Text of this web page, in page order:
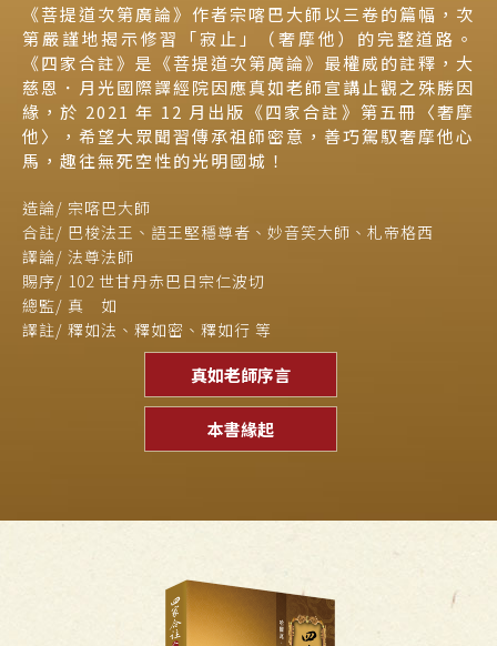
《菩提道次第廣論》作者宗喀巴大師以三卷的篇幅，次
第嚴謹地揭示修習「寂止」（奢摩他）的完整道路。
《四家合註》是《菩提道次第廣論》最權威的註釋，大
慈恩．月光國際譯經院因應真如老師宣講止觀之殊勝因
緣，於 2021 年 12 月出版《四家合註》第五冊〈奢摩
他〉，希望大眾聞習傳承祖師密意，善巧駕馭奢摩他心
馬，趣往無死空性的光明國城！
造論/ 宗喀巴大師
合註/ 巴梭法王、語王堅穩尊者、 妙音笑大師、札帝格西
譯論/ 法尊法師
賜序/ 102 世甘丹赤巴日宗仁波切
總監/ 真 如
譯註/ 釋如法、釋如密、釋如行 等
真如老師序言
本書緣起